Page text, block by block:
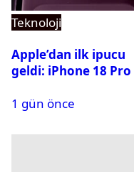
Teknoloji
Apple’dan ilk ipucu
geldi: iPhone 18 Pro
1 gün önce